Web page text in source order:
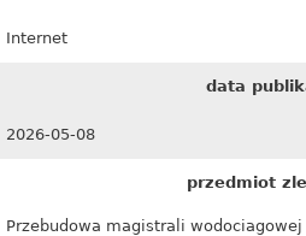
Internet
data
2026-05-08
przedmiot
Przebudowa magistrali